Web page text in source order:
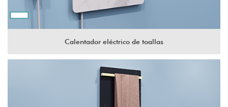
Calentador eléctrico de toallas